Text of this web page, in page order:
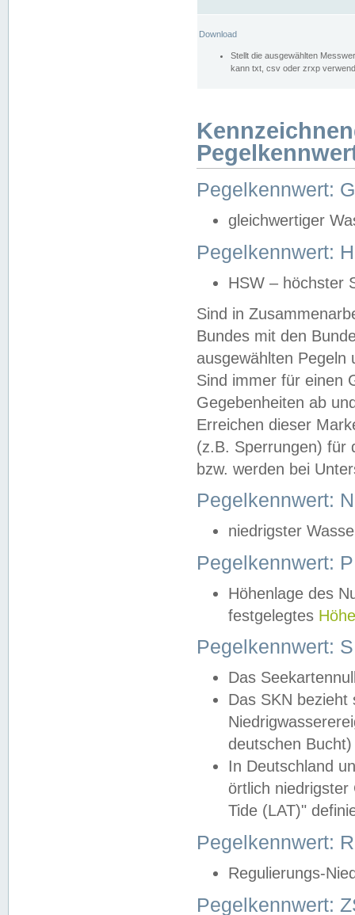
Download
Stellt die ausgewählten
kann txt, csv oder zrxp
Pegelkennwert:
gleichwertiger
Pegelkennwert:
HSW – höchster
Sind in
Bundes mit den
ausgewählten
Sind immer für einen
Gegebenheiten ab
Erreichen dieser
(z.B. Sperrungen) für
bzw. werden bei
Pegelkennwert:
niedrigster
Pegelkennwert:
Höhenlage des
festgelegtes
Pegelkennwert:
Das
Das SKN
deutschen
In Deutschland
örtlich
Tide (LAT)"
Pegelkennwert:
Regulierungs-
Pegelkennwert: